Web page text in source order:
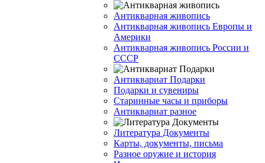
Антикварная живопись
Антикварная живопись Европы и
Америки
Антикварная живопись России и
СССР
Антиквариат Подарки
Подарки и сувениры
Старинные часы и приборы
Антиквариат разное
Литература Документы
Карты, документы, письма
Разное оружие и история